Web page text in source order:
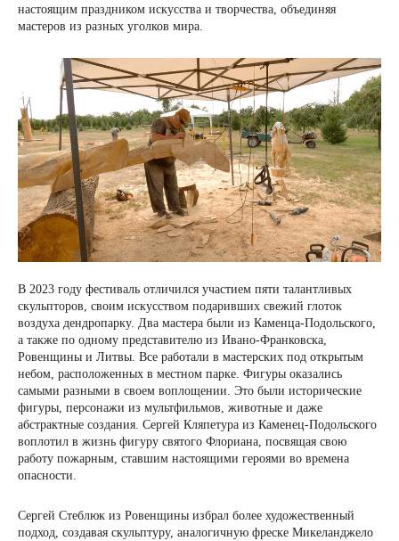
настоящим праздником искусства и творчества, объединяя
мастеров из разных уголков мира.
В 2023 году фестиваль отличился участием пяти талантливых
скульпторов, своим искусством подаривших свежий глоток
воздуха дендропарку. Два мастера были из Каменца-Подольского,
а также по одному представителю из Ивано-Франковска,
Ровенщины и Литвы. Все работали в мастерских под открытым
небом, расположенных в местном парке. Фигуры оказались
самыми разными в своем воплощении. Это были исторические
фигуры, персонажи из мультфильмов, животные и даже
абстрактные создания. Сергей Кляпетура из Каменец-Подольского
воплотил в жизнь фигуру святого Флориана, посвящая свою
работу пожарным, ставшим настоящими героями во времена
опасности.
Сергей Стеблюк из Ровенщины избрал более художественный
подход, создавая скульптуру, аналогичную фреске Микеланджело